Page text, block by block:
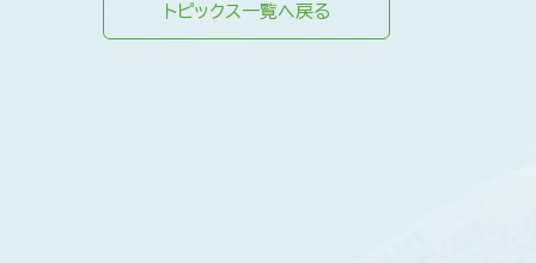
トピックス一覧へ戻る